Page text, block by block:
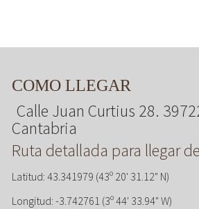
COMO LLEGAR
Calle Juan Curtius 28.
Cantabria
Ruta detallada para llegar
Latitud: 43.341979 (43º 20' 31.12" N)
Longitud: -3.742761 (3º 44' 33.94" W)